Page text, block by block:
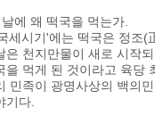
에 왜 떡국을 먹는가.
세시기'에는 떡국은 정조(
은 천지만물이 새로 시작
을 먹게 된 것이라고 육당
민족이 광명사상의 백의
기다.